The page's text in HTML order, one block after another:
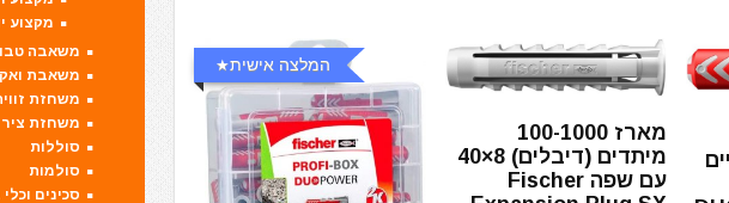
מארז 100-1000
מיתדים (דיבלים) 8×40
עם שפה Fischer
המלצה אישית
מקצוע
משאבה
משאבת
משחזת
משחזת ציר
סוללות
סולמות
סכינים